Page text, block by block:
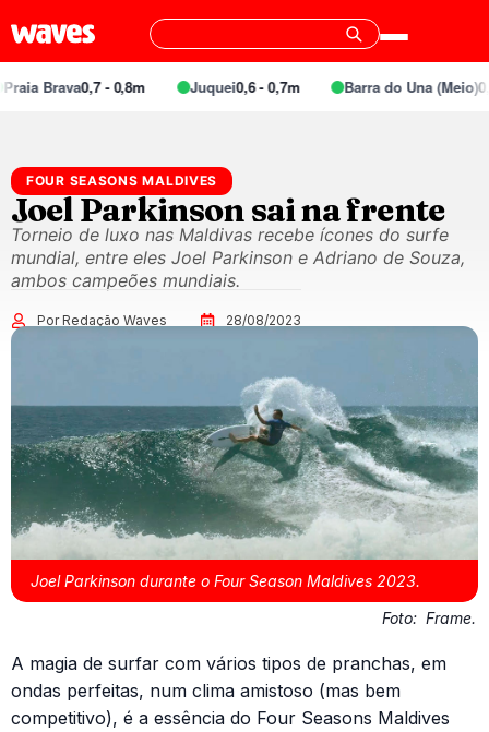
Brava0,7 - 0,8m Juquei0,6 - 0,7m Barra do Una (Meio)0,5
FOUR SEASONS MALDIVES
Joel Parkinson sai na frente
Torneio de luxo nas Maldivas recebe ícones do surfe
mundial, entre eles Joel Parkinson e Adriano de Souza,
ambos campeões mundiais.
Por Redação Waves 28/08/2023
Joel Parkinson durante o Four Season Maldives 2023.
Foto: Frame.
A magia de surfar com vários tipos de pranchas, em
ondas perfeitas, num clima amistoso (mas bem
competitivo), é a essência do Four Seasons Maldives